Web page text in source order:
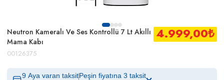
Neutron Kameralı Ve Ses Kontrollü 7 Lt Akıllı
Mama Kabı
00126375
4.999,00₺
9 Aya varan taksitPeşin fiyatına 3 taksit